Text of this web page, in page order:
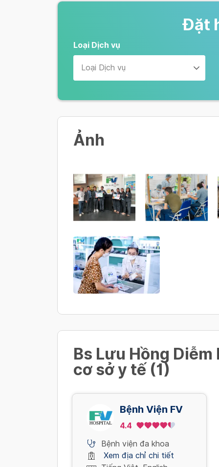
Đặt
Loại Dịch vụ
Loại Dịch vụ
Ảnh
Bs Lưu Hồng
cơ sở y tế (1)
Bệnh Viện FV
4.4
Bệnh viện đa khoa
Xem địa chỉ chi tiết